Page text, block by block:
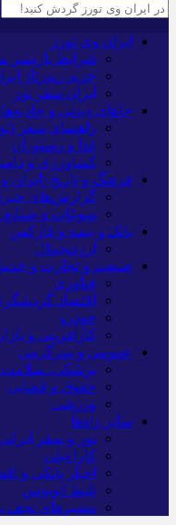
ایران وی تورز
شرایط بازنشر
خرید رپورتاژ
ایران سفر تور
جاهای دیدنی و
راهنمای سفر
غذا و رستوران
کشاورزی و
فرهنگ و تاریخ (ایران
گزارش‌های
سوغات و
بانک و بیمه و فارکس
ارزدیجیتال
صنعت و تجارت و
فناوری
اقتصاد
خودرو
کارآفرینی و
عمومی و سرگرمی
پزشکی، سلامت
حقوق و قضایی
ورزشی
سایر راه‌ها
تور و سفر ایرانی
کارا دیلی
اخبار بانکی و
بلیط اتوبوس
مسیرهای نجف